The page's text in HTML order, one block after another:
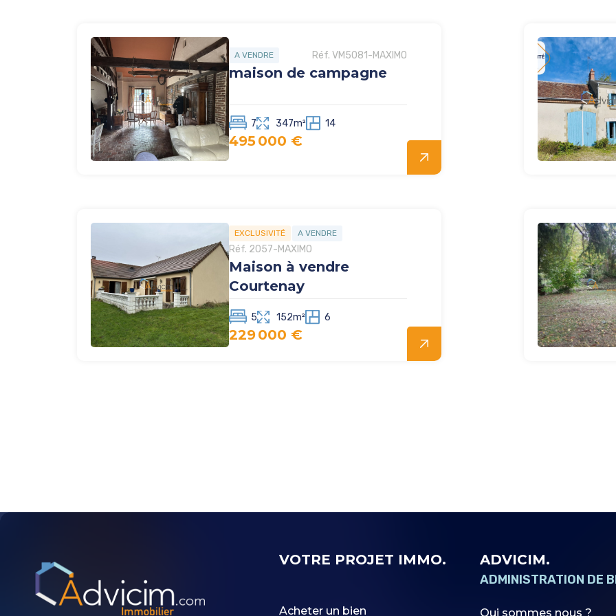
A VENDRE Réf. VM5081-MAXIMO
maison de campagne
7 347m² 14
495 000 €
EXCLUSIVITÉ A VENDRE
Réf. 2057-MAXIMO
Maison à vendre
Courtenay
5 152m² 6
229 000 €
VOTRE PROJET IMMO.
Acheter un bien
ADVICIM.
ADMINISTRATION DE
Qui sommes nous ?